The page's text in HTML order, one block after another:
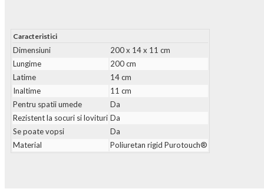
Caracteristici
Dimensiuni
200 x 14 x 11 cm
Lungime
200 cm
Latime
14 cm
Inaltime
11 cm
Pentru spatii umede
Da
Rezistent la socuri si lovituri Da
Se poate vopsi
Da
Material
Poliuretan rigid Purotouch®